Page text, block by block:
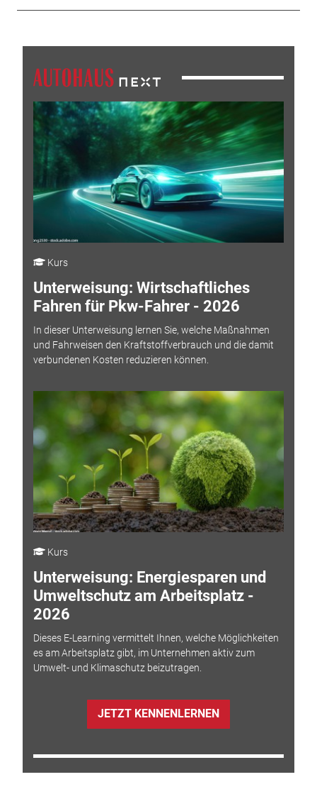
Kurs
Unterweisung: Wirtschaftliches
Fahren für Pkw-Fahrer - 2026
In dieser Unterweisung lernen Sie, welche Maßnahmen
und Fahrweisen den Kraftstoffverbrauch und die damit
verbundenen Kosten reduzieren können.
Kurs
Unterweisung: Energiesparen und
Umweltschutz am Arbeitsplatz -
2026
Dieses E-Learning vermittelt Ihnen, welche Möglichkeiten
es am Arbeitsplatz gibt, im Unternehmen aktiv zum
Umwelt- und Klimaschutz beizutragen.
JETZT KENNENLERNEN